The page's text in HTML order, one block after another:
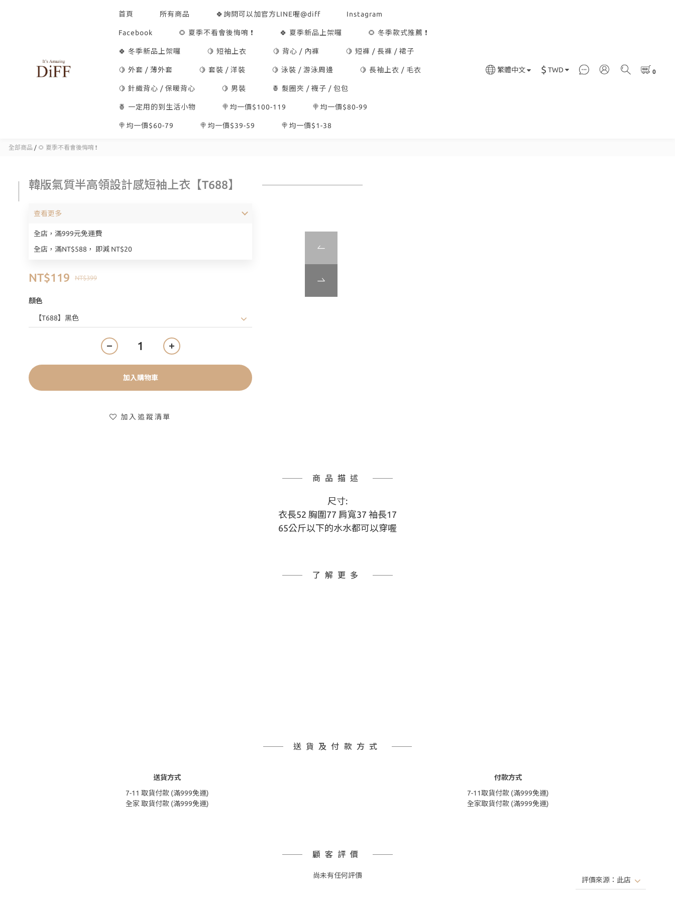
首頁 所有商品 🍀詢問可以加官方LINE喔@diff Instagram
Facebook 🌻 夏季不看會後悔唷 ❗ 🍀 夏季新品上架囉 🌻 冬季款式推薦 ❗
🍀 冬季新品上架囉 🍋 短袖上衣 🍋 背心 / 內褲 🍋 短褲 / 長褲 / 裙子
🍋 外套 / 薄外套 🍋 套裝 / 洋裝 🍋 泳裝 / 游泳周邊 🍋 長袖上衣 / 毛衣
🍋 針織背心 / 保暖背心 🍋 男裝 🍍 髮圈夾 / 襪子 / 包包
🍍 一定用的到生活小物 🍭均一價$100-119 🍭均一價$80-99
🍭均一價$60-79 🍭均一價$39-59 🍭均一價$1-38
繁體中文 $ TWD
全部商品 / 🌻 夏季不看會後悔唷 ❗
韓版氣質半高領設計感短袖上衣【T688】
全店，滿999元免運費
全店，滿NT$588， 即減 NT$20
查看更多
NT$399
NT$119
顏色
加入購物車
加入追蹤清單
商品描述
尺寸:
衣長52 胸圍77 肩寬37 袖長17
65公斤以下的水水都可以穿喔
了解更多
送貨及付款方式
送貨方式
7-11 取貨付款 (滿999免運)
全家 取貨付款 (滿999免運)
付款方式
7-11取貨付款 (滿999免運)
全家取貨付款 (滿999免運)
顧客評價
尚未有任何評價